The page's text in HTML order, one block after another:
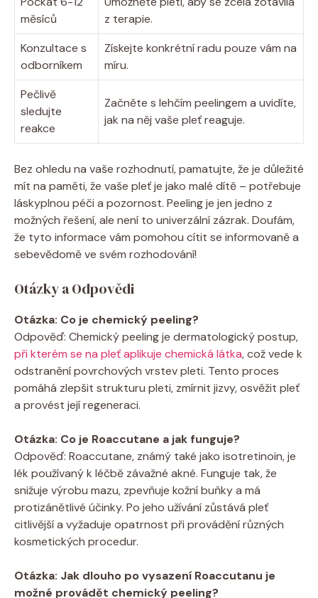
měsíců
z terapie.
Konzultace s
odborníkem
Získejte konkrétní radu pouze vám na
míru.
Pečlivě
sledujte
reakce
Začněte s lehčím peelingem a uvidíte,
jak na něj vaše pleť reaguje.
Bez ohledu na vaše rozhodnutí, pamatujte, že je důležité
mít na paměti, že vaše pleť je jako malé dítě – potřebuje
láskyplnou péči a pozornost. Peeling je jen jedno z
možných řešení, ale není to univerzální zázrak. Doufám,
že tyto informace vám pomohou cítit se informovaně a
sebevědomě ve svém rozhodování!
Otázky a Odpovědi
Otázka: Co je chemický peeling?
Odpověď: Chemický peeling je dermatologický postup,
při kterém se na pleť aplikuje chemická látka, což vede k
odstranění povrchových vrstev pleti. Tento proces
pomáhá zlepšit strukturu pleti, zmírnit jizvy, osvěžit pleť
a provést její regeneraci.
Otázka: Co je Roaccutane a jak funguje?
Odpověď: Roaccutane, známý také jako isotretinoin, je
lék používaný k léčbě závažné akné. Funguje tak, že
snižuje výrobu mazu, zpevňuje kožní buňky a má
protizánětlivé účinky. Po jeho užívání zůstává pleť
citlivější a vyžaduje opatrnost při provádění různých
kosmetických procedur.
Otázka: Jak dlouho po vysazení Roaccutanu je
možné provádět chemický peeling?